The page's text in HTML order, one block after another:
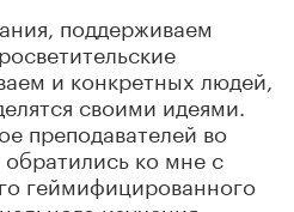
поддерживаем
и конкретных людей,
своими идеями.
преподавателей во
ко мне с
геймифицированного